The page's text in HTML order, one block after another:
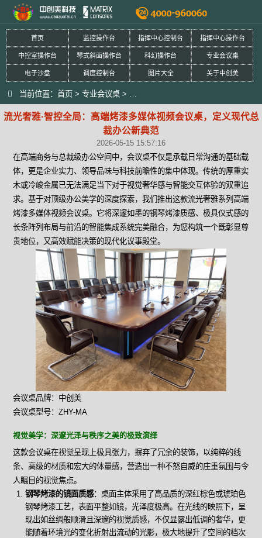
首页 监控操作台 指挥中心控制台 指挥中心操作台
中控室操作台 琴式斜面操作台 科幻操作台 专业会议桌
电子沙盘 调度控制台 图片大全 关于中创美
当前位置：首页 > 专业会议桌 > 流光奢雅·智控全局：高端烤漆多媒体
流光奢雅·智控全局：高端烤漆多媒体视频会议桌，定义现代总
裁办公新典范
2026-05-15 15:57:16
在高端商务与总裁级办公空间中，会议桌不仅是承载日常沟通的基础载
体，更是企业实力、领导品味与科技前瞻性的集中体现。传统的厚重实
木或冷峻金属已无法满足当下对于视觉奢华感与智能交互体验的双重追
求。基于对顶级办公美学的深度探索，我们推出这款流光奢雅系列高端
烤漆多媒体视频会议桌。它将深邃如墨的钢琴烤漆质感、极具仪式感的
长条阵列布局与前沿的智能集成系统完美融合，为您构筑一个既彰显尊
贵地位，又高效赋能决策的现代化议事殿堂。
会议桌品牌：中创美
会议桌型号：ZHY-MA
视觉美学：深邃光泽与秩序之美的极致演绎
这款会议桌在视觉呈现上极具张力，摒弃了冗余的装饰，以纯粹的线
条、高级的材质和宏大的体量感，营造出一种不怒自威的庄重氛围与令
人瞩目的视觉焦点。
钢琴烤漆的镜面质感：桌面主体采用了高品质的深红棕色或琥珀色
钢琴烤漆工艺，表面平整如镜，光泽度极高。在光线的映照下，呈
现出如丝绸般顺滑且深邃的视觉质感，不仅显露出低调的奢华，更
能随着环境光的变化折射出流动的光影，极大地提升了空间的档次